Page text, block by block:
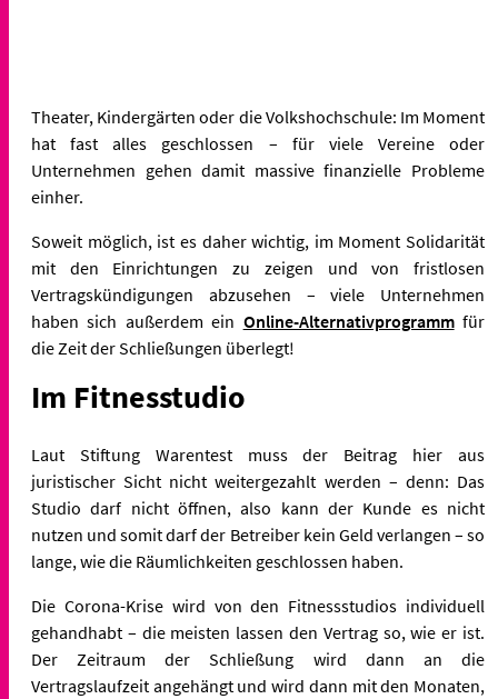
Theater, Kindergärten oder die Volkshochschule: Im Moment
hat fast alles geschlossen – für viele Vereine oder
Unternehmen gehen damit massive finanzielle Probleme
einher.
Soweit möglich, ist es daher wichtig, im Moment Solidarität
mit den Einrichtungen zu zeigen und von fristlosen
Vertragskündigungen abzusehen – viele Unternehmen
haben sich außerdem ein Online-Alternativprogrammfür
die Zeit der Schließungen überlegt!
Im Fitnesstudio
Laut Stiftung Warentest muss der Beitrag hier aus
juristischer Sicht nicht weitergezahlt werden – denn: Das
Studio darf nicht öffnen, also kann der Kunde es nicht
nutzen und somit darf der Betreiber kein Geld verlangen – so
lange, wie die Räumlichkeiten geschlossen haben.
Die Corona-Krise wird von den Fitnessstudios individuell
gehandhabt – die meisten lassen den Vertrag so, wie er ist.
Der Zeitraum der Schließung wird dann an die
Vertragslaufzeit angehängt und wird dann mit den Monaten,